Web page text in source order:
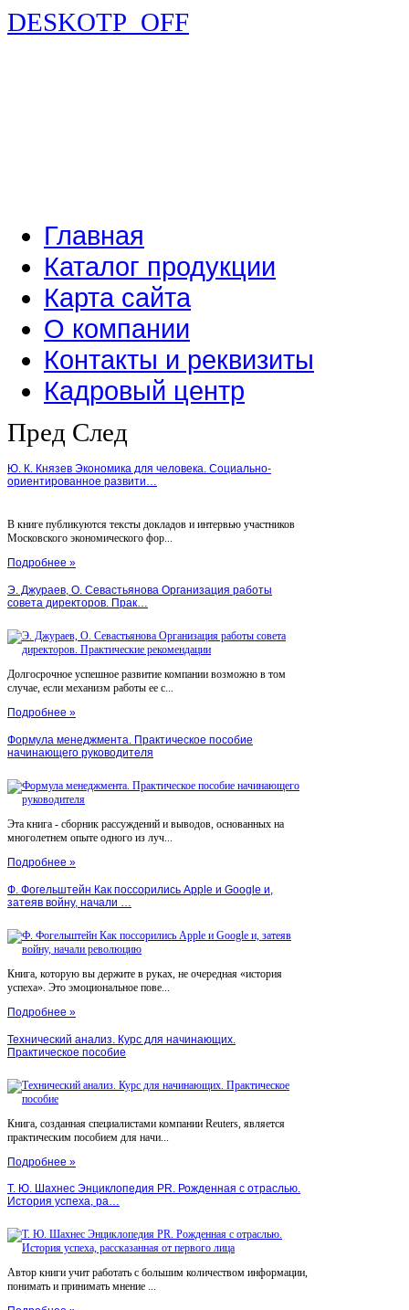
DESKOTP_OFF
Главная
Каталог продукции
Карта сайта
О компании
Контакты и реквизиты
Кадровый центр
Пред След
Ю. К. Князев Экономика для человека. Социально-
ориентированное развити…
В книге публикуются тексты докладов и интервью участников
Московского экономического фор...
Подробнее »
Э. Джураев, О. Севастьянова Организация работы
совета директоров. Прак…
Долгосрочное успешное развитие компании возможно в том
случае, если механизм работы ее с...
Подробнее »
Формула менеджмента. Практическое пособие
начинающего руководителя
Эта книга - сборник рассуждений и выводов, основанных на
многолетнем опыте одного из луч...
Подробнее »
Ф. Фогельштейн Как поссорились Apple и Google и,
затеяв войну, начали …
Книга, которую вы держите в руках, не очередная «история
успеха». Это эмоциональное пове...
Подробнее »
Технический анализ. Курс для начинающих.
Практическое пособие
Книга, созданная специалистами компании Reuters, является
практическим пособием для начи...
Подробнее »
Т. Ю. Шахнес Энциклопедия PR. Рожденная с отраслью.
История успеха, ра…
Автор книги учит работать с большим количеством информации,
понимать и принимать мнение ...